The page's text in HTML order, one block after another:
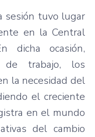
sesión tuvo lugar
en la Central
dicha ocasión,
de trabajo, los
la necesidad del
el creciente
en el mundo
del cambio